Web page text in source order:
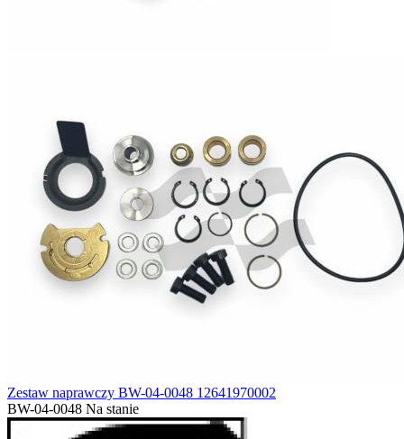
Zestaw naprawczy BW-04-0048 12641970002
BW-04-0048 Na stanie